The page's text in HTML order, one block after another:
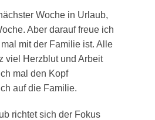
Woche in Urlaub,
Aber darauf freue ich
mit der Familie ist. Alle
viel Herzblut und Arbeit
mal den Kopf
auf die Familie.
richtet sich der Fokus